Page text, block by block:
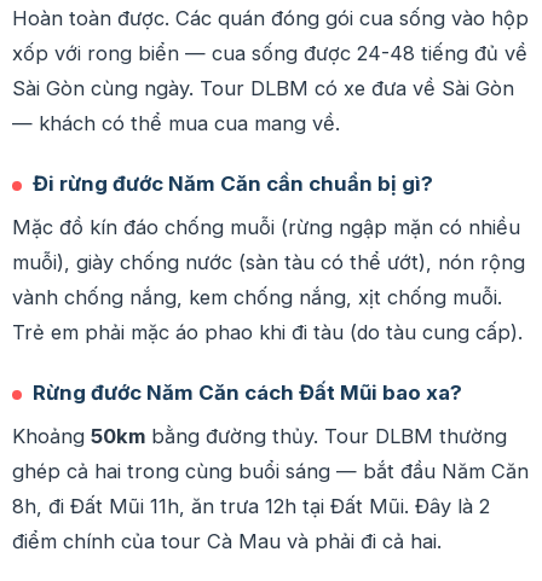
Hoàn toàn được. Các quán đóng gói cua sống vào hộp
xốp với rong biển — cua sống được 24-48 tiếng đủ về
Sài Gòn cùng ngày. Tour DLBM có xe đưa về Sài Gòn
— khách có thể mua cua mang về.
Đi rừng đước Năm Căn cần chuẩn bị gì?
Mặc đồ kín đáo chống muỗi (rừng ngập mặn có nhiều
muỗi), giày chống nước (sàn tàu có thể ướt), nón rộng
vành chống nắng, kem chống nắng, xịt chống muỗi.
Trẻ em phải mặc áo phao khi đi tàu (do tàu cung cấp).
Rừng đước Năm Căn cách Đất Mũi bao xa?
Khoảng 50km bằng đường thủy. Tour DLBM thường
ghép cả hai trong cùng buổi sáng — bắt đầu Năm Căn
8h, đi Đất Mũi 11h, ăn trưa 12h tại Đất Mũi. Đây là 2
điểm chính của tour Cà Mau và phải đi cả hai.